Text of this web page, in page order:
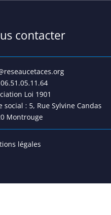
contacter
Loi 1901
social : 5, Rue Sylvine Candas
Montrouge
légales